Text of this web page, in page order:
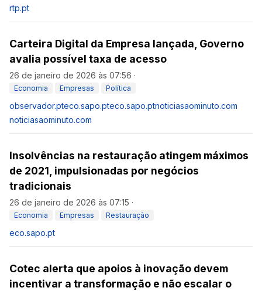
rtp.pt
Carteira Digital da Empresa lançada, Governo
avalia possível taxa de acesso
26 de janeiro de 2026 às 07:56 ·
Economia Empresas Política
observador.pteco.sapo.pteco.sapo.ptnoticiasaominuto.com
noticiasaominuto.com
Insolvências na restauração atingem máximos
de 2021, impulsionadas por negócios
tradicionais
26 de janeiro de 2026 às 07:15 ·
Economia Empresas Restauração
eco.sapo.pt
Cotec alerta que apoios à inovação devem
incentivar a transformação e não escalar o